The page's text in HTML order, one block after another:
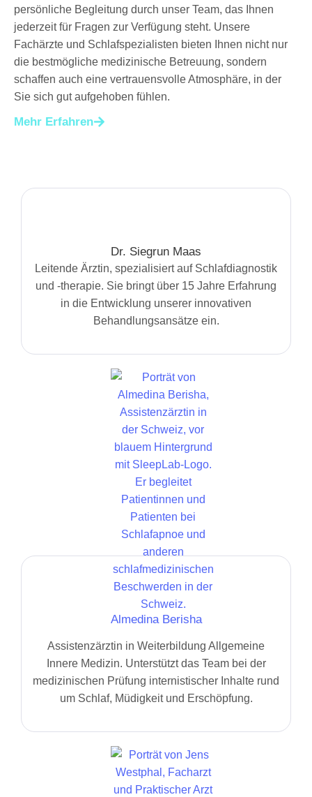
persönliche Begleitung durch unser Team, das Ihnen
jederzeit für Fragen zur Verfügung steht. Unsere
Fachärzte und Schlafspezialisten bieten Ihnen nicht nur
die bestmögliche medizinische Betreuung, sondern
schaffen auch eine vertrauensvolle Atmosphäre, in der
Sie sich gut aufgehoben fühlen.
Mehr Erfahren
Dr. Siegrun Maas
Leitende Ärztin, spezialisiert auf Schlafdiagnostik
und -therapie. Sie bringt über 15 Jahre Erfahrung
in die Entwicklung unserer innovativen
Behandlungsansätze ein.
Almedina Berisha
Assistenzärztin in Weiterbildung Allgemeine
Innere Medizin. Unterstützt das Team bei der
medizinischen Prüfung internistischer Inhalte rund
um Schlaf, Müdigkeit und Erschöpfung.